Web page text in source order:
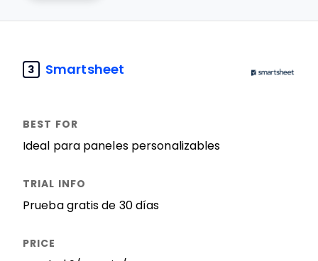
3 Smartsheet
Ideal para paneles personalizables
Prueba gratis de 30 días